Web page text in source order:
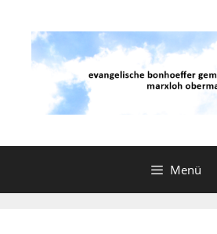
springen
Menü